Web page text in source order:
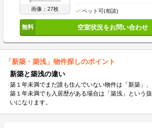
画像：27枚 ペット可(相談)
空室状況をお問い合わせ
「新築・築浅」物件探しのポイント
新築と築浅の違い
築１年未満でまだ誰も住んでいない物件は「新築」、
築１年未満でも入居歴がある場合は「築浅」という扱
いになります。